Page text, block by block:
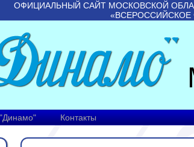
ОФИЦИАЛЬНЫЙ САЙТ МОСКОВСКОЙ
Контакты